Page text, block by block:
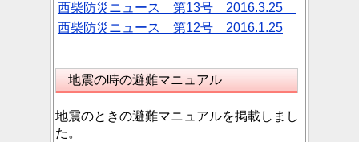
西柴防災ニュース 第13号 2016.3.25
西柴防災ニュース 第12号 2016.1.25
地震の時の避難マニュアル
地震のときの避難マニュアルを掲載しまし
た。